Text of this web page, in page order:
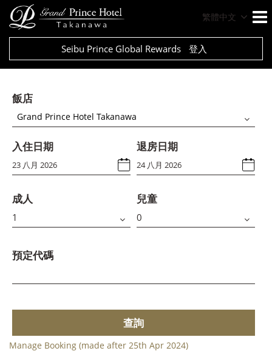
繁體中文
Seibu Prince Global Rewards 登入
飯店
Grand Prince Hotel Takanawa
入住日期 退房日期
成人 兒童
預定代碼
查詢
Manage Booking (made after 25th Apr 2024)